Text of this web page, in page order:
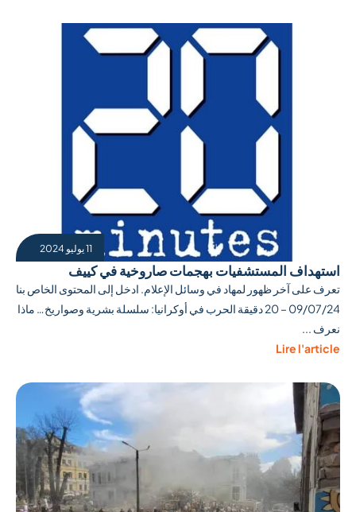
11 يوليو 2024
استهداف المستشفيات بهجمات صاروخية في كييف
تعرف على آخر ظهور لمهاد في وسائل الإعلام. ادخل إلى المحتوى الخاص بنا
09/07/24 – 20 دقيقة الحرب في أوكرانيا: سلسلة بشرية وصواريخ… ماذا
نعرف ...
Lire l'article